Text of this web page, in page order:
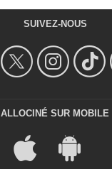
SUIVEZ-NOUS
ALLOCINÉ SUR MOBILE